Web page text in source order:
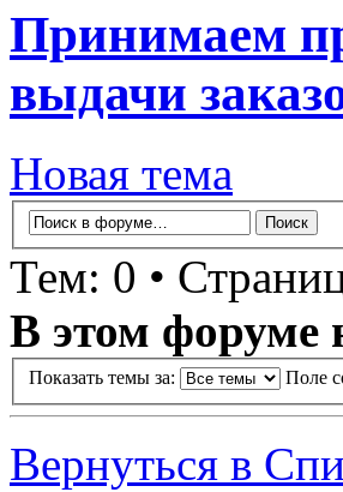
Принимаем
выдачи
Новая тема
Тем: 0 •
В этом форуме
Показать темы за: Поле
Вернуться в